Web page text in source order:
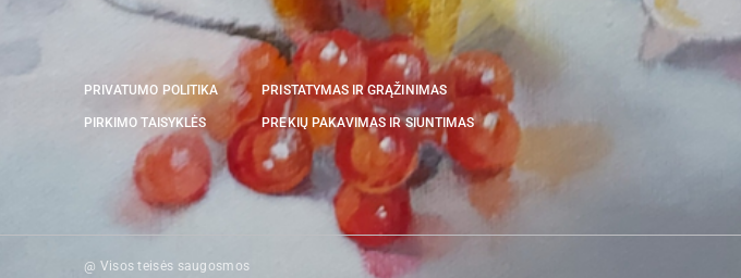
PRIVATUMO POLITIKA
PIRKIMO TAISYKLĖS
PRISTATYMAS IR GRĄŽINIMAS
PREKIŲ PAKAVIMAS IR SIUNTIMAS
@ Visos teisės saugosmos